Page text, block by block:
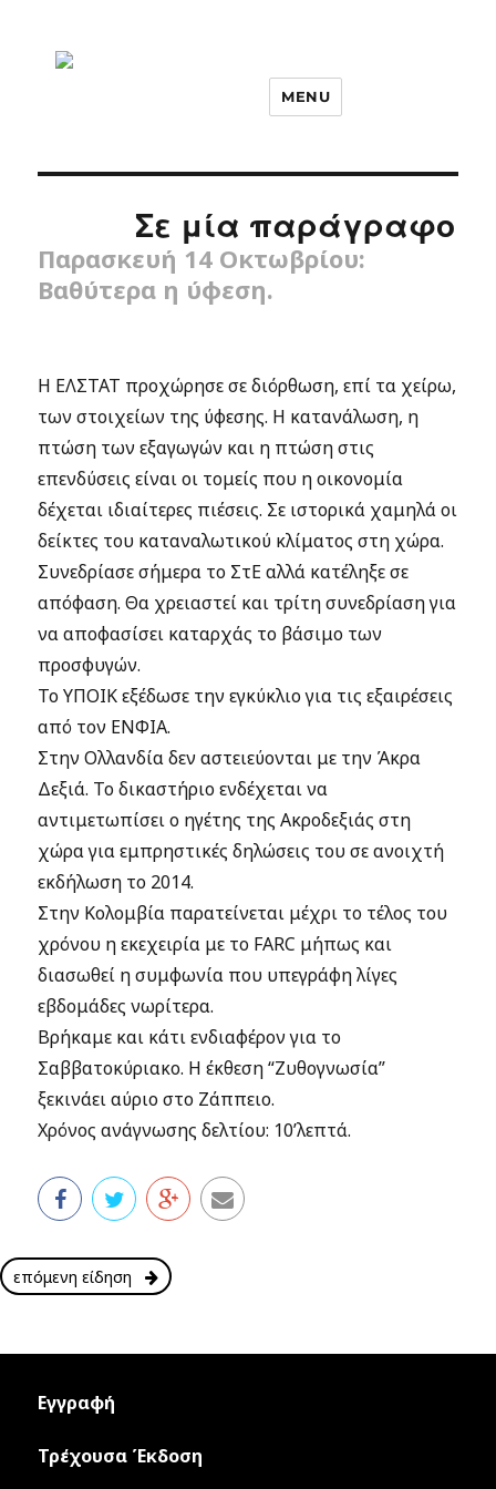
MENU
Σε μία παράγραφο
Παρασκευή 14 Οκτωβρίου:
Βαθύτερα η ύφεση.
Η ΕΛΣΤΑΤ προχώρησε σε διόρθωση, επί τα χείρω,
των στοιχείων της ύφεσης. Η κατανάλωση, η
πτώση των εξαγωγών και η πτώση στις
επενδύσεις είναι οι τομείς που η οικονομία
δέχεται ιδιαίτερες πιέσεις. Σε ιστορικά χαμηλά οι
δείκτες του καταναλωτικού κλίματος στη χώρα.
Συνεδρίασε σήμερα το ΣτΕ αλλά κατέληξε σε
απόφαση. Θα χρειαστεί και τρίτη συνεδρίαση για
να αποφασίσει καταρχάς το βάσιμο των
προσφυγών.
Το ΥΠΟΙΚ εξέδωσε την εγκύκλιο για τις εξαιρέσεις
από τον ΕΝΦΙΑ.
Στην Ολλανδία δεν αστειεύονται με την Άκρα
Δεξιά. Το δικαστήριο ενδέχεται να
αντιμετωπίσει ο ηγέτης της Ακροδεξιάς στη
χώρα για εμπρηστικές δηλώσεις του σε ανοιχτή
εκδήλωση το 2014.
Στην Κολομβία παρατείνεται μέχρι το τέλος του
χρόνου η εκεχειρία με το FARC μήπως και
διασωθεί η συμφωνία που υπεγράφη λίγες
εβδομάδες νωρίτερα.
Βρήκαμε και κάτι ενδιαφέρον για το
Σαββατοκύριακο. Η έκθεση “Ζυθογνωσία”
ξεκινάει αύριο στο Ζάππειο.
Χρόνος ανάγνωσης δελτίου: 10’λεπτά.
επόμενη είδηση
Εγγραφή
Τρέχουσα Έκδοση